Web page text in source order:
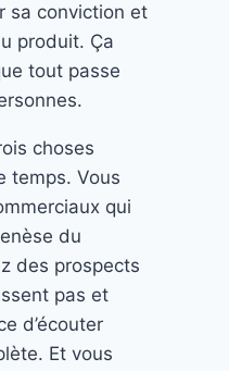
sa conviction et
produit. Ça
tout passe
choses
temps. Vous
qui
du
des prospects
pas et
d’écouter
Et vous